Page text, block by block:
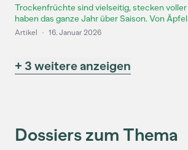
Trockenfrüchte sind vielseitig, stecken
haben das ganze Jahr über Saison. Von
Artikel · 16. Januar 2026
+ 3 weitere anzeigen
Dossiers zum Thema